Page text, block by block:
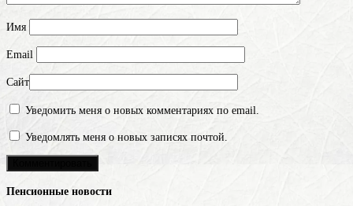
Имя
Email
Сайт
Уведомить меня о новых комментариях по email.
Уведомлять меня о новых записях почтой.
Пенсионные новости